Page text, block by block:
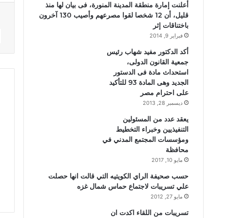
أعلنت إمارة منطقة المدينة المنورة، فى بيان لها منذ
قليل، أن 12 شخصا لقوا مصرعهم وأصيب 130 آخرون
باختناقات إثر
فبراير 9, 2014
أكد الدكتور مفيد شهاب رئيس
جمعية القانون الدولى،
استحداث مادة فى الدستور
الجديد وهى المادة 93 للتأكيد
على احترام مصر
ديسمبر 28, 2013
يعقد عدد من المسئولين
التنفيذيين وخبراء التخطيط
ومؤسسات المجتمع المدني في
محافظة
مايو 10, 2017
حسب صحيفة الراي الكويتيه التي قالت انها حصلت
علي تسريبات لاجتماع حماس شمال غزه
مايو 27, 2012
تسريبات من اللقاء اكدت ان